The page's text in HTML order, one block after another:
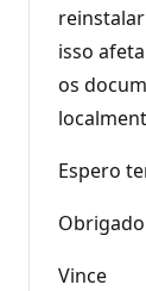
isso
os
Espero
Obrigado
Vince